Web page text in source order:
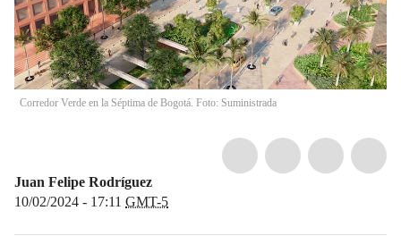
Corredor Verde en la Séptima de Bogotá. Foto: Suministrada
Juan Felipe Rodríguez
10/02/2024 - 17:11 GMT-5